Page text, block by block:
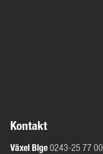
Kontakt
Växel Blge 0243-25 77 00